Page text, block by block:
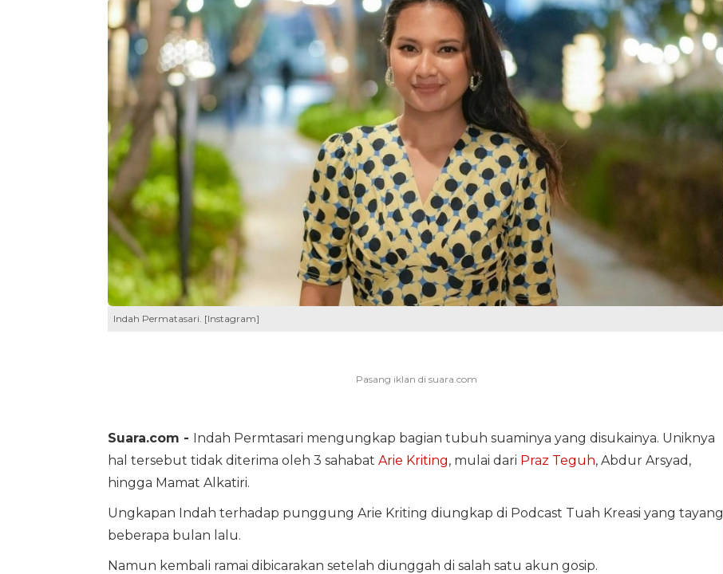
Indah Permatasari. [Instagram]
Suara.com - Indah Permtasari mengungkap bagian tubuh suaminya yang disukainya. Uniknya
hal tersebut tidak diterima oleh 3 sahabat Arie Kriting, mulai dari Praz Teguh, Abdur Arsyad,
hingga Mamat Alkatiri.
Ungkapan Indah terhadap punggung Arie Kriting diungkap di Podcast Tuah Kreasi yang tayang
beberapa bulan lalu.
Namun kembali ramai dibicarakan setelah diunggah di salah satu akun gosip.